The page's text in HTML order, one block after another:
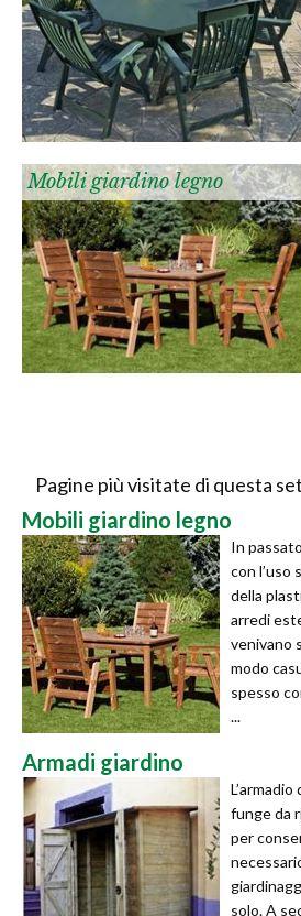
Mobili giardino legno
Pagine più visitate di questa
Mobili giardino legno
In
con l’uso
della
arredi
venivano
modo
spesso
...
Armadi giardino
funge da
per
solo. A